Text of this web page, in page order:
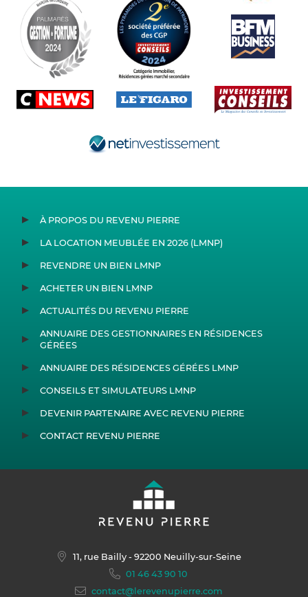
À PROPOS DU REVENU PIERRE
LA LOCATION MEUBLÉE EN 2026 (LMNP)
REVENDRE UN BIEN LMNP
ACHETER UN BIEN LMNP
ACTUALITÉS DU REVENU PIERRE
ANNUAIRE DES GESTIONNAIRES EN RÉSIDENCES
GÉRÉES
ANNUAIRE DES RÉSIDENCES GÉRÉES LMNP
CONSEILS ET SIMULATEURS LMNP
DEVENIR PARTENAIRE AVEC REVENU PIERRE
CONTACT REVENU PIERRE
11, rue Bailly- 92200 Neuilly-sur-Seine
01 46 43 90 10
contact@lerevenupierre.com